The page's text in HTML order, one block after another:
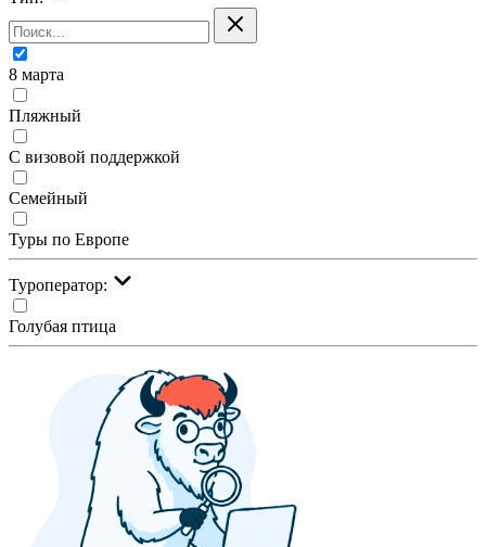
8 марта
Пляжный
С визовой поддержкой
Семейный
Туры по Европе
Туроператор:
Голубая птица